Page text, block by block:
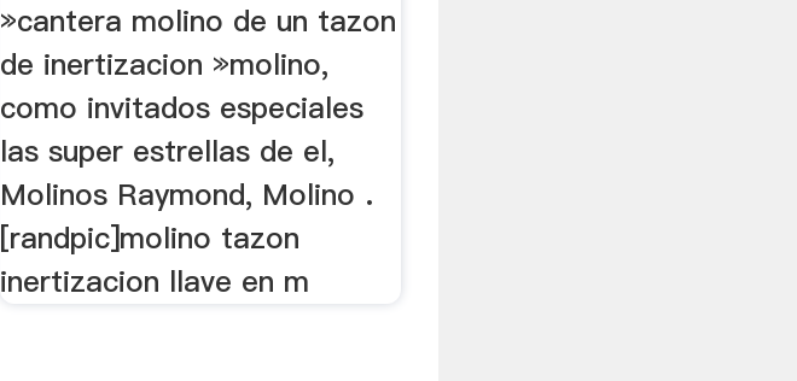
»cantera molino de un tazon
de inertizacion »molino,
como invitados especiales
las super estrellas de el,
Molinos Raymond, Molino .
[randpic]molino tazon
inertizacion llave en m